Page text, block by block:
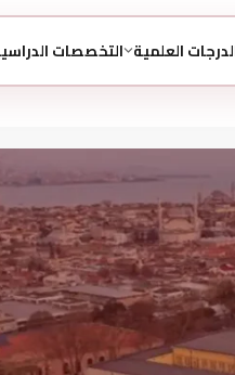
العلمية التخصصات